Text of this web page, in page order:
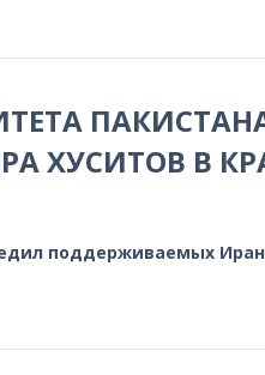
ХУСИТОВ В
поддерживаемых